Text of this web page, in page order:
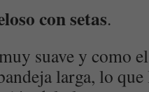
con setas.
suave y como
larga, lo